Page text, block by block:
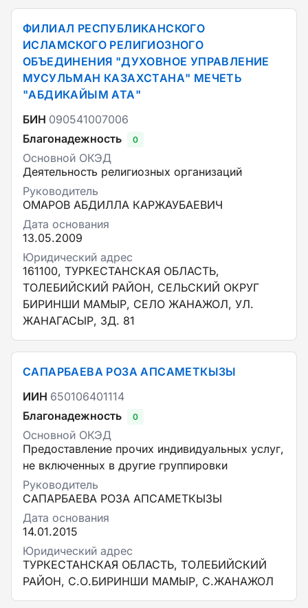
ФИЛИАЛ РЕСПУБЛИКАНСКОГО
ИСЛАМСКОГО РЕЛИГИОЗНОГО
ОБЪЕДИНЕНИЯ "ДУХОВНОЕ УПРАВЛЕНИЕ
МУСУЛЬМАН КАЗАХСТАНА" МЕЧЕТЬ
"АБДИКАЙЫМ АТА"
БИН 090541007006
Благонадежность
0
Основной ОКЭД
Деятельность религиозных организаций
Руководитель
ОМАРОВ АБДИЛЛА КАРЖАУБАЕВИЧ
Дата основания
13.05.2009
Юридический адрес
161100, ТУРКЕСТАНСКАЯ ОБЛАСТЬ,
ТОЛЕБИЙСКИЙ РАЙОН, СЕЛЬСКИЙ ОКРУГ
БИРИНШИ МАМЫР, СЕЛО ЖАНАЖОЛ, УЛ.
ЖАНАГАСЫР, ЗД. 81
САПАРБАЕВА РОЗА АПСАМЕТКЫЗЫ
ИИН 650106401114
Благонадежность
0
Основной ОКЭД
Предоставление прочих индивидуальных услуг,
не включенных в другие группировки
Руководитель
САПАРБАЕВА РОЗА АПСАМЕТКЫЗЫ
Дата основания
14.01.2015
Юридический адрес
ТУРКЕСТАНСКАЯ ОБЛАСТЬ, ТОЛЕБИЙСКИЙ
РАЙОН, С.О.БИРИНШИ МАМЫР, С.ЖАНАЖОЛ